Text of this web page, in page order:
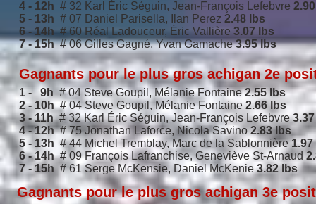
4 - 12h # 32 Karl Éric Séguin, Jean-François Lefebvre
5 - 13h # 07 Daniel Parisella, Ilan Perez 2.48 lbs
6 - 14h# 60 Réal Ladouceur, Éric Vallière 3.07 lbs
7 - 15h# 06 Gilles Gagné, Yvan Gamache3.95 lbs
Gagnants pour le plus gros achigan 2e
1 - 9h # 04 Steve Goupil, Mélanie Fontaine2.55 lbs
2 - 10h# 04 Steve Goupil, Mélanie Fontaine2.66 lbs
3 - 11h# 32 Karl Éric Séguin, Jean-François Lefebvre
4 - 12h# 75 Jonathan Laforce, Nicola Savino2.83 lbs
5 - 13h # 44 Michel Tremblay, Marc de la Sablonnière
6 - 14h# 09 François Lafranchise, Geneviève St-Arnaud
7 - 15h# 61 Serge McKensie, Daniel McKenie3.82 lbs
Gagnants pour le plus gros achigan 3e